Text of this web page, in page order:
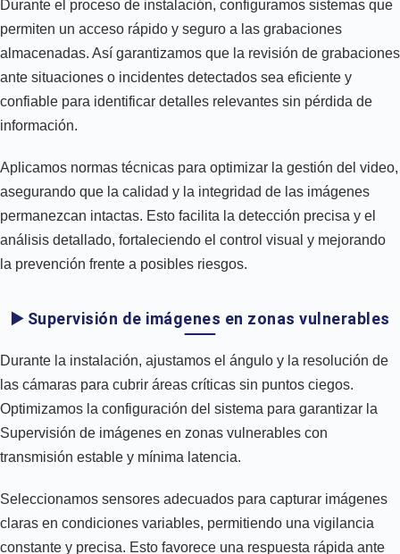
Durante el proceso de instalación, configuramos sistemas que
permiten un acceso rápido y seguro a las grabaciones
almacenadas. Así garantizamos que la revisión de grabaciones
ante situaciones o incidentes detectados sea eficiente y
confiable para identificar detalles relevantes sin pérdida de
información.
Aplicamos normas técnicas para optimizar la gestión del video,
asegurando que la calidad y la integridad de las imágenes
permanezcan intactas. Esto facilita la detección precisa y el
análisis detallado, fortaleciendo el control visual y mejorando
la prevención frente a posibles riesgos.
▶️ Supervisión de imágenes en zonas vulnerables
Durante la instalación, ajustamos el ángulo y la resolución de
las cámaras para cubrir áreas críticas sin puntos ciegos.
Optimizamos la configuración del sistema para garantizar la
Supervisión de imágenes en zonas vulnerables con
transmisión estable y mínima latencia.
Seleccionamos sensores adecuados para capturar imágenes
claras en condiciones variables, permitiendo una vigilancia
constante y precisa. Esto favorece una respuesta rápida ante